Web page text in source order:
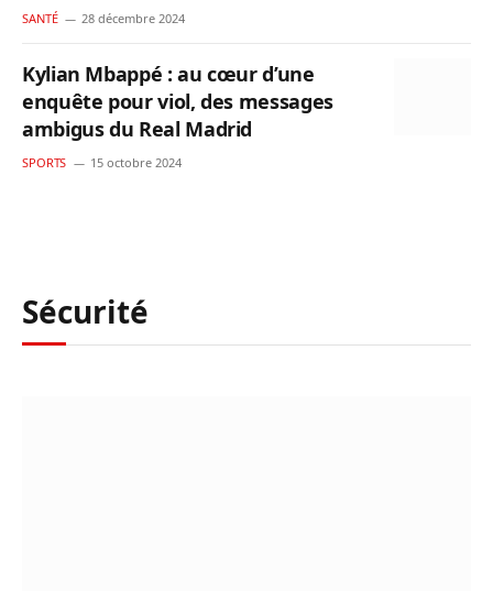
SANTÉ 28 décembre 2024
Kylian Mbappé : au cœur d’une
enquête pour viol, des messages
ambigus du Real Madrid
SPORTS 15 octobre 2024
Sécurité